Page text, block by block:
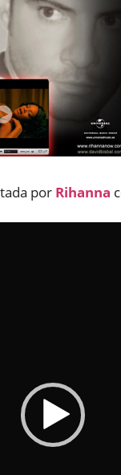
por Rihanna